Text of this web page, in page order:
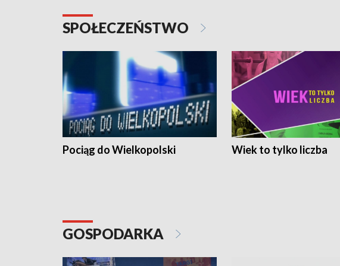
SPOŁECZEŃSTWO
Pociąg do Wielkopolski Wiek to tylko liczba
GOSPODARKA